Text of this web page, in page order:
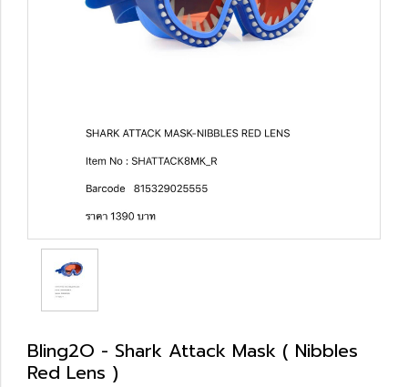
Bling2O - Shark Attack Mask ( Nibbles
Red Lens )